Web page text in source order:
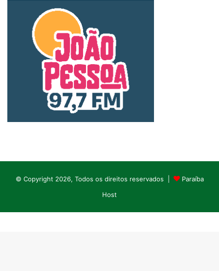
© Copyright 2026, Todos os direitos reservados |
Paraíba
Host